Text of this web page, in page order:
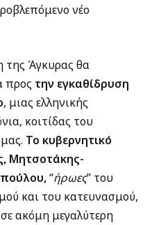
νέο
της Άγκυρας θα
προς την εγκαθίδρυση
, μιας ελληνικής
κοιτίδας του
Το κυβερνητικό
Μητσοτάκης-
“ήρωες” του
και του κατευνασμού,
ακόμη μεγαλύτερη